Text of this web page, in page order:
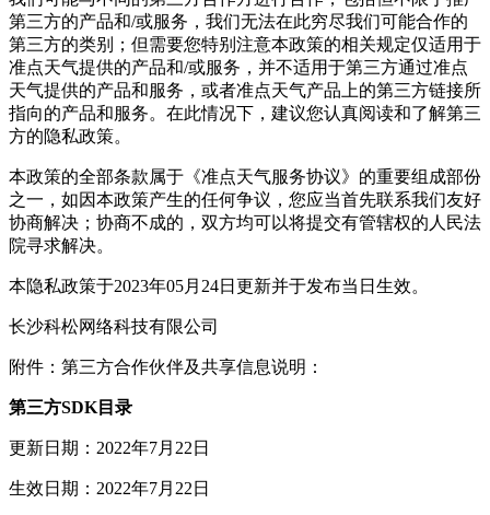
第三方的产品和/或服务，我们无法在此穷尽我们可能合作的
第三方的类别；但需要您特别注意本政策的相关规定仅适用于
准点天气提供的产品和/或服务，并不适用于第三方通过准点
天气提供的产品和服务，或者准点天气产品上的第三方链接所
指向的产品和服务。在此情况下，建议您认真阅读和了解第三
方的隐私政策。
本政策的全部条款属于《准点天气服务协议》的重要组成部份
之一，如因本政策产生的任何争议，您应当首先联系我们友好
协商解决；协商不成的，双方均可以将提交有管辖权的人民法
院寻求解决。
本隐私政策于2023年05月24日更新并于发布当日生效。
长沙科松网络科技有限公司
附件：第三方合作伙伴及共享信息说明：
第三方SDK目录
更新日期：2022年7月22日
生效日期：2022年7月22日